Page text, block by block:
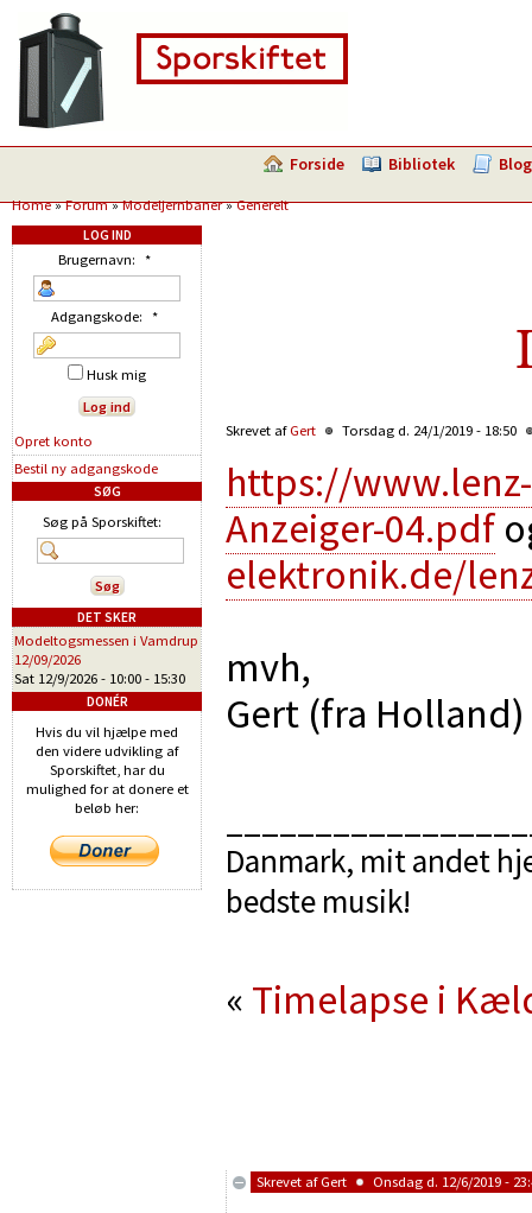
Forside Bibliotek Blog
Home»Forum»Modeljernbaner»Generelt
Skrevet af Gert Torsdag d. 24/1/2019 - 18:50
https://
Anzeiger-04.pdf
elektronik.de/
mvh,
Gert (fra Holland)
Danmark, mit andet
bedste musik!
« Timelapse i
Skrevet af Gert Onsdag d. 12/6/2019 -
LOG IND
Brugernavn: *
Adgangskode: *
Husk mig
Opret konto
Bestil ny adgangskode
SØG
Søg på Sporskiftet:
DET SKER
Modeltogsmessen i Vamdrup
12/09/2026
Sat 12/9/2026 - 10:00 - 15:30
DONÉR
Hvis du vil hjælpe med
den videre udvikling af
Sporskiftet, har du
mulighed for at donere et
beløb her: